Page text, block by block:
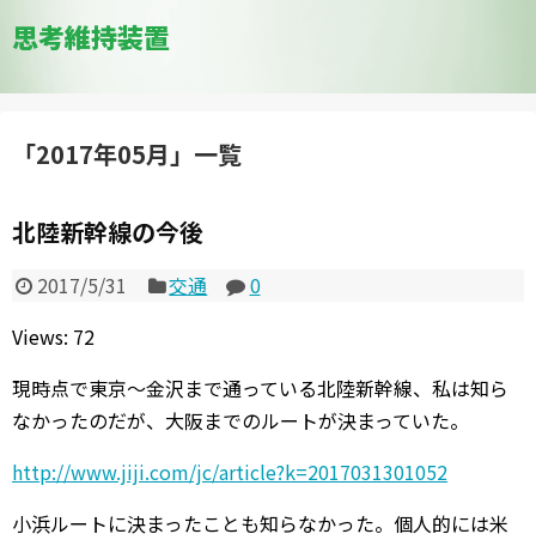
思考維持装置
「2017年05月」 一覧
北陸新幹線の今後
2017/5/31 交通
0
Views: 72
現時点で東京～金沢まで通っている北陸新幹線、私は知ら
なかったのだが、大阪までのルートが決まっていた。
http://www.jiji.com/jc/article?k=2017031301052
小浜ルートに決まったことも知らなかった。個人的には米